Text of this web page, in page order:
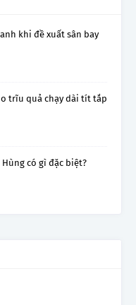
khi đề xuất sân bay
trĩu quả chạy dài tít tắp
có gì đặc biệt?